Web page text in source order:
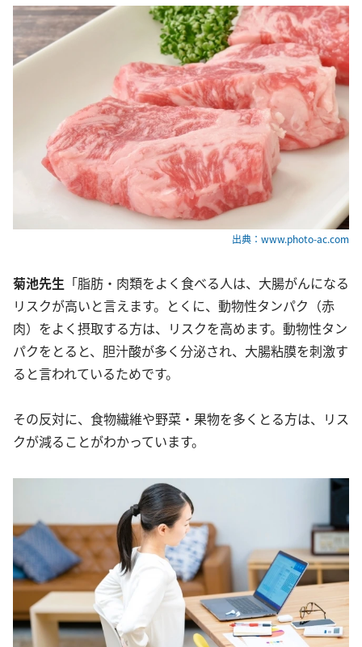
出典：www.photo-ac.com
菊池先生 「脂肪・肉類をよく食べる人は、大腸がんになる
リスクが高いと言えます。とくに、動物性タンパク（赤
肉）をよく摂取する方は、リスクを高めます。動物性タン
パクをとると、胆汁酸が多く分泌され、大腸粘膜を刺激す
ると言われているためです。
その反対に、食物繊維や野菜・果物を多くとる方は、リス
クが減ることがわかっています。